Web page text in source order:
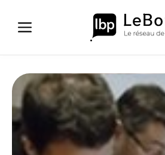
contenu